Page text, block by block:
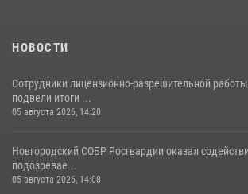
НОВОСТИ
Сотрудники лицензионно-разрешительной
подвели итоги ...
05 августа 2026, 14:20
Новгородский СОБР Росгвардии оказал
подозревае...
05 августа 2026, 14:08